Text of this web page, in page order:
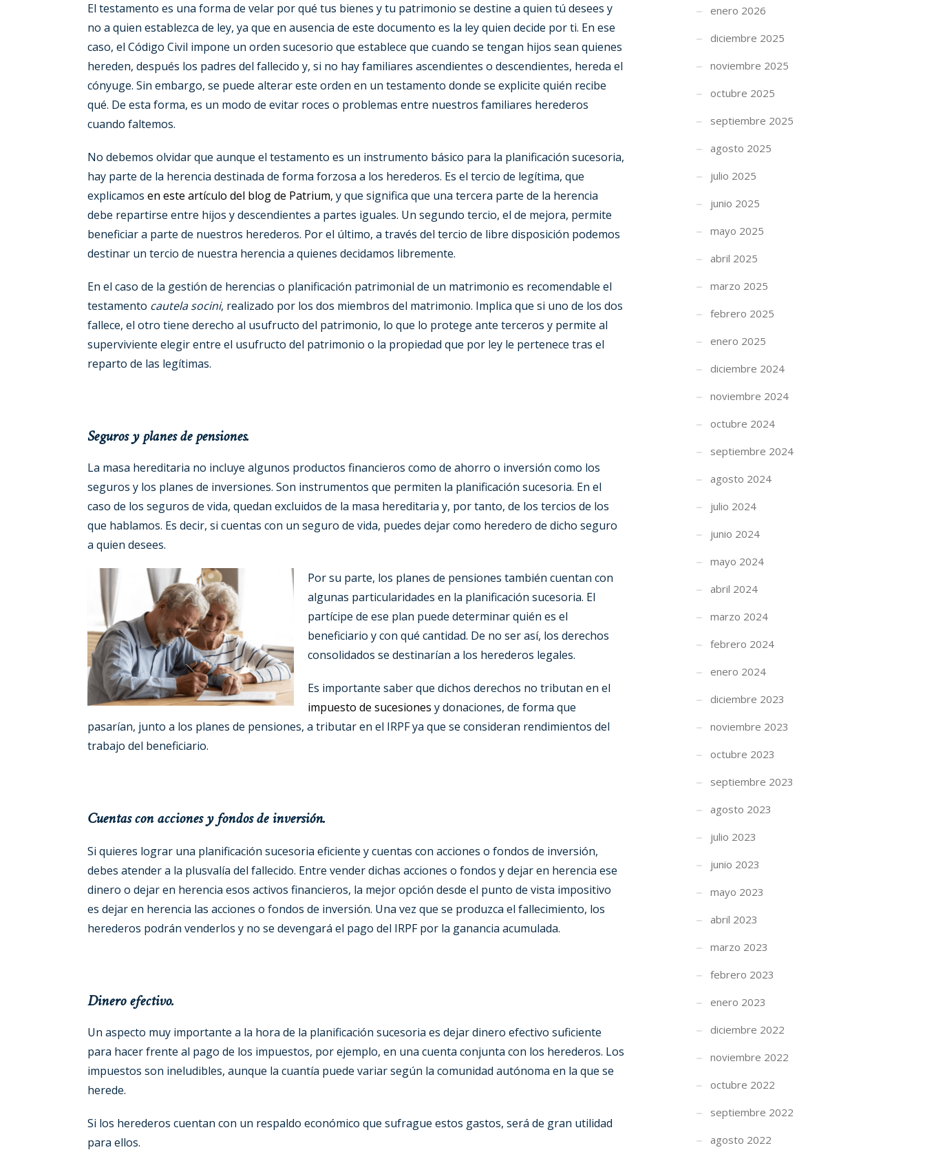
El testamento es una forma de velar por qué tus bienes y tu patrimonio se destine a quien tú desees y
no a quien establezca de ley, ya que en ausencia de este documento es la ley quien decide por ti. En ese
caso, el Código Civil impone un orden sucesorio que establece que cuando se tengan hijos sean quienes
hereden, después los padres del fallecido y, si no hay familiares ascendientes o descendientes, hereda el
cónyuge. Sin embargo, se puede alterar este orden en un testamento donde se explicite quién recibe
qué. De esta forma, es un modo de evitar roces o problemas entre nuestros familiares herederos
cuando faltemos.
No debemos olvidar que aunque el testamento es un instrumento básico para la planificación sucesoria,
hay parte de la herencia destinada de forma forzosa a los herederos. Es el tercio de legítima, que
explicamos en este artículo del blog de Patrium, y que significa que una tercera parte de la herencia
debe repartirse entre hijos y descendientes a partes iguales. Un segundo tercio, el de mejora, permite
beneficiar a parte de nuestros herederos. Por el último, a través del tercio de libre disposición podemos
destinar un tercio de nuestra herencia a quienes decidamos libremente.
En el caso de la gestión de herencias o planificación patrimonial de un matrimonio es recomendable el
testamento cautela socini, realizado por los dos miembros del matrimonio. Implica que si uno de los dos
fallece, el otro tiene derecho al usufructo del patrimonio, lo que lo protege ante terceros y permite al
superviviente elegir entre el usufructo del patrimonio o la propiedad que por ley le pertenece tras el
reparto de las legítimas.
Seguros y planes depensiones.
La masa hereditaria no incluye algunos productos financieros como de ahorro o inversión como los
seguros y los planes de inversiones. Son instrumentos que permiten la planificación sucesoria. En el
caso de los seguros de vida, quedan excluidos de la masa hereditaria y, por tanto, de los tercios de los
que hablamos. Es decir, si cuentas con un seguro de vida, puedes dejar como heredero de dicho seguro
a quien desees.
Por su parte, los planes de pensiones también cuentan con
algunas particularidades en la planificación sucesoria. El
partícipe de ese plan puede determinar quién es el
beneficiario y con qué cantidad. De no ser así, los derechos
consolidados se destinarían a los herederos legales.
Es importante saber que dichos derechos no tributan en el
impuesto de sucesiones y donaciones, de forma que
pasarían, junto a los planes de pensiones, a tributar en el IRPF ya que se consideran rendimientos del
trabajo del beneficiario.
Cuentas con acciones y fondos de inversión.
Si quieres lograr una planificación sucesoria eficiente y cuentas con acciones o fondos de inversión,
debes atender a la plusvalía del fallecido. Entre vender dichas acciones o fondos y dejar en herencia ese
dinero o dejar en herencia esos activos financieros, la mejor opción desde el punto de vista impositivo
es dejar en herencia las acciones o fondos de inversión. Una vez que se produzca el fallecimiento, los
herederos podrán venderlos y no se devengará el pago del IRPF por la ganancia acumulada.
Dinero efectivo.
Un aspecto muy importante a la hora de la planificación sucesoria es dejar dinero efectivo suficiente
para hacer frente al pago de los impuestos, por ejemplo, en una cuenta conjunta con los herederos. Los
impuestos son ineludibles, aunque la cuantía puede variar según la comunidad autónoma en la que se
herede.
Si los herederos cuentan con un respaldo económico que sufrague estos gastos, será de gran utilidad
para ellos.
enero 2026
diciembre 2025
noviembre 2025
octubre 2025
septiembre 2025
agosto 2025
julio 2025
junio 2025
mayo 2025
abril 2025
marzo 2025
febrero 2025
enero 2025
diciembre 2024
noviembre 2024
octubre 2024
septiembre 2024
agosto 2024
julio 2024
junio 2024
mayo 2024
abril 2024
marzo 2024
febrero 2024
enero 2024
diciembre 2023
noviembre 2023
octubre 2023
septiembre 2023
agosto 2023
julio 2023
junio 2023
mayo 2023
abril 2023
marzo 2023
febrero 2023
enero 2023
diciembre 2022
noviembre 2022
octubre 2022
septiembre 2022
agosto 2022